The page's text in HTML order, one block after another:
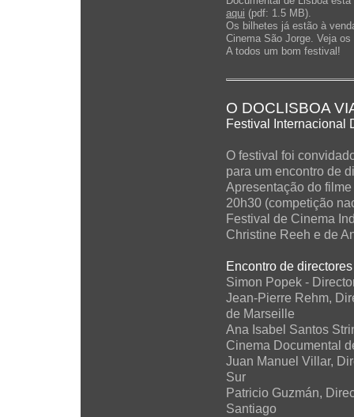
aqui (pdf: 1.5 MB).
Os bilhetes já estão à
Cinema São Jorge. Veja
A todos um bom festival!
O DOCLISBOA
Festival Internacional
O festival foi
para um encontro de
Apresentação do
20h30 (competição
Festival de Cinema
Christine Reeh e de
Encontro de
Simon Popek -
Jean-Pierre Rehm,
de Marseille
Ana Isabel Santos
Cinema Documental
Juan Manuel Villar,
Sur
Patricio Guzmán,
Santiago